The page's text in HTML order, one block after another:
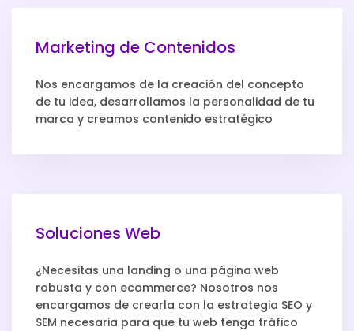
Marketing de Contenidos
Nos encargamos de la creación del concepto
de tu idea, desarrollamos la personalidad de tu
marca y creamos contenido estratégico
Soluciones Web
¿Necesitas una landing o una página web
robusta y con ecommerce? Nosotros nos
encargamos de crearla con la estrategia SEO y
SEM necesaria para que tu web tenga tráfico